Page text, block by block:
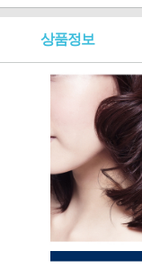
상품정보